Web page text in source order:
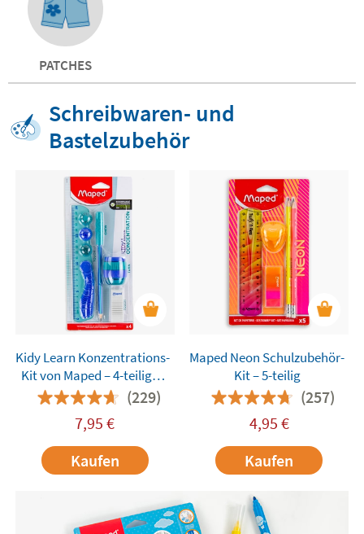
PATCHES
Schreibwaren- und
Bastelzubehör
Kidy Learn Konzentrations-
Kit von Maped – 4-teiliges
Set
(229)
7,95 €
Kaufen
Maped Neon Schulzubehör-
Kit – 5-teilig
(257)
4,95 €
Kaufen